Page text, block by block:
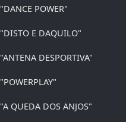
"DANCE POWER"
"DISTO E DAQUILO"
"ANTENA DESPORTIVA"
"POWERPLAY"
"A QUEDA DOS ANJOS"